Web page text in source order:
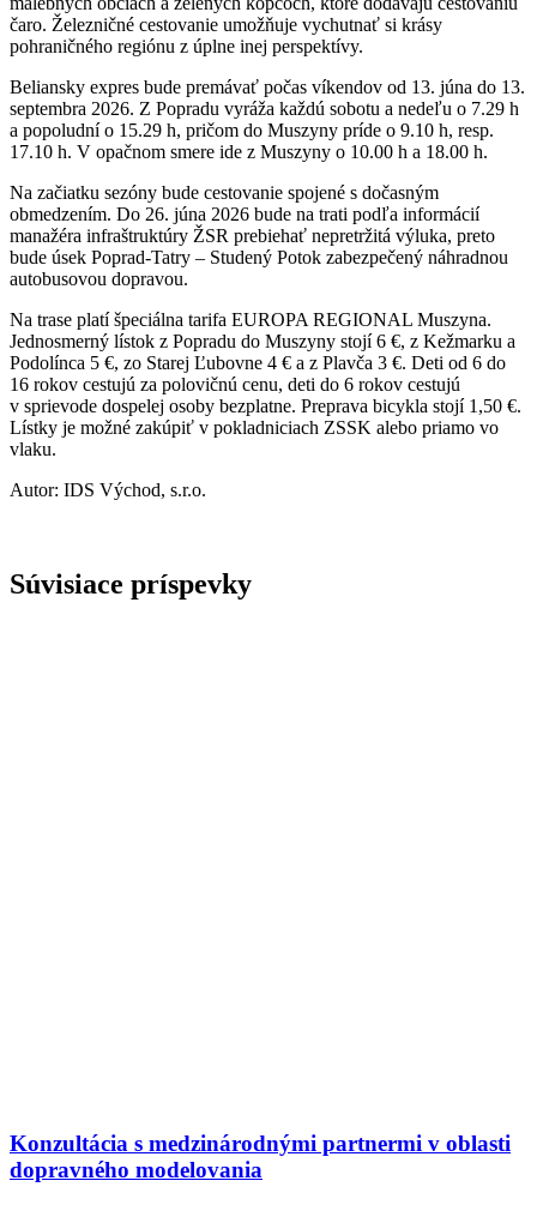
čaro. Železničné cestovanie umožňuje vychutnať si krásy
pohraničného regiónu z úplne inej perspektívy.
Beliansky expres bude premávať počas víkendov od 13. júna do 13.
septembra 2026. Z Popradu vyráža každú sobotu a nedeľu o 7.29 h
a popoludní o 15.29 h, pričom do Muszyny príde o 9.10 h, resp.
17.10 h. V opačnom smere ide z Muszyny o 10.00 h a 18.00 h.
Na začiatku sezóny bude cestovanie spojené s dočasným
obmedzením. Do 26. júna 2026 bude na trati podľa informácií
manažéra infraštruktúry ŽSR prebiehať nepretržitá výluka, preto
bude úsek Poprad-Tatry – Studený Potok zabezpečený náhradnou
autobusovou dopravou.
Na trase platí špeciálna tarifa EUROPA REGIONAL Muszyna.
Jednosmerný lístok z Popradu do Muszyny stojí 6 €, z Kežmarku a
Podolínca 5 €, zo Starej Ľubovne 4 € a z Plavča 3 €. Deti od 6 do
16 rokov cestujú za polovičnú cenu, deti do 6 rokov cestujú
v sprievode dospelej osoby bezplatne. Preprava bicykla stojí 1,50 €.
Lístky je možné zakúpiť v pokladniciach ZSSK alebo priamo vo
vlaku.
Autor: IDS Východ, s.r.o.
Súvisiace príspevky
Konzultácia s medzinárodnými partnermi v oblasti
dopravného modelovania